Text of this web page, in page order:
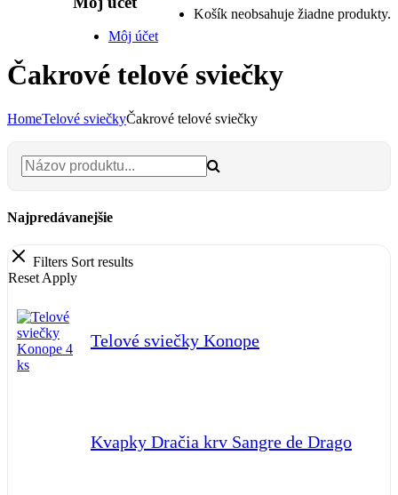
Košík neobsahuje žiadne produkty.
Môj účet
Čakrové telové sviečky
HomeTelové sviečkyČakrové telové sviečky
Najpredávanejšie
Filters Sort results
Reset Apply
Telové sviečky Konope
Kvapky Dračia krv Sangre de Drago